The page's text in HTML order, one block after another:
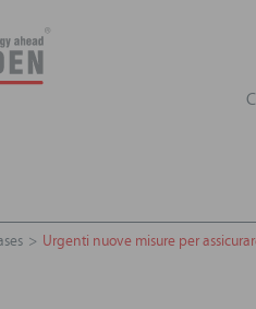
Urgenti nuove misure per